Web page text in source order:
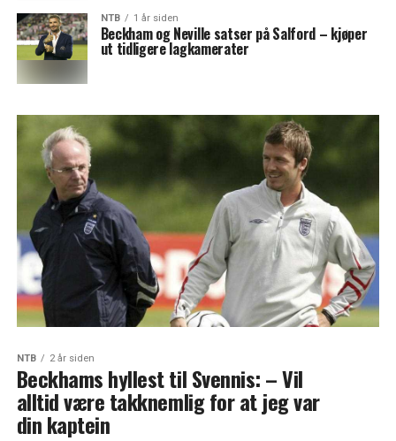
NTB 1 år siden
Beckham og Neville satser på Salford – kjøper
ut tidligere lagkamerater
NTB 2 år siden
Beckhams hyllest til Svennis: – Vil
alltid være takknemlig for at jeg var
din kaptein